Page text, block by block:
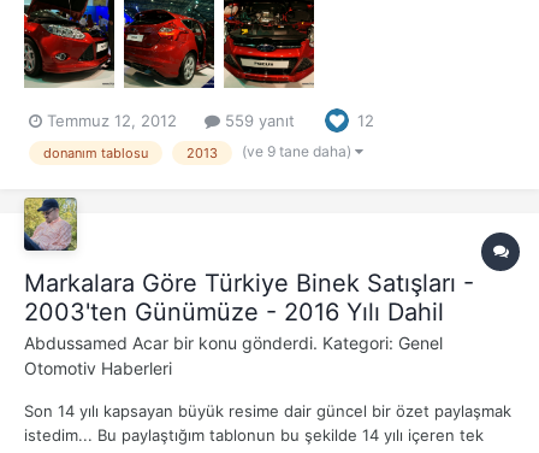
Güncelleme: Haziran 2013 Trend Donanım Gövde rengi kapı
kolları ve yan aynalar...
Temmuz 12, 2012 559 yanıt 12
donanım tablosu 2013 (ve 9 tane daha)
Markalara Göre Türkiye Binek Satışları -
2003'ten Günümüze - 2016 Yılı Dahil
Abdussamed Acar bir konu gönderdi. Kategori: Genel
Otomotiv Haberleri
Son 14 yılı kapsayan büyük resime dair güncel bir özet paylaşmak
istedim... Bu paylaştığım tablonun bu şekilde 14 yılı içeren tek